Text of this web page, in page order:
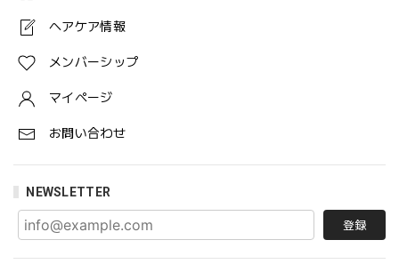
ヘアケア情報
メンバーシップ
マイページ
お問い合わせ
NEWSLETTER
登録